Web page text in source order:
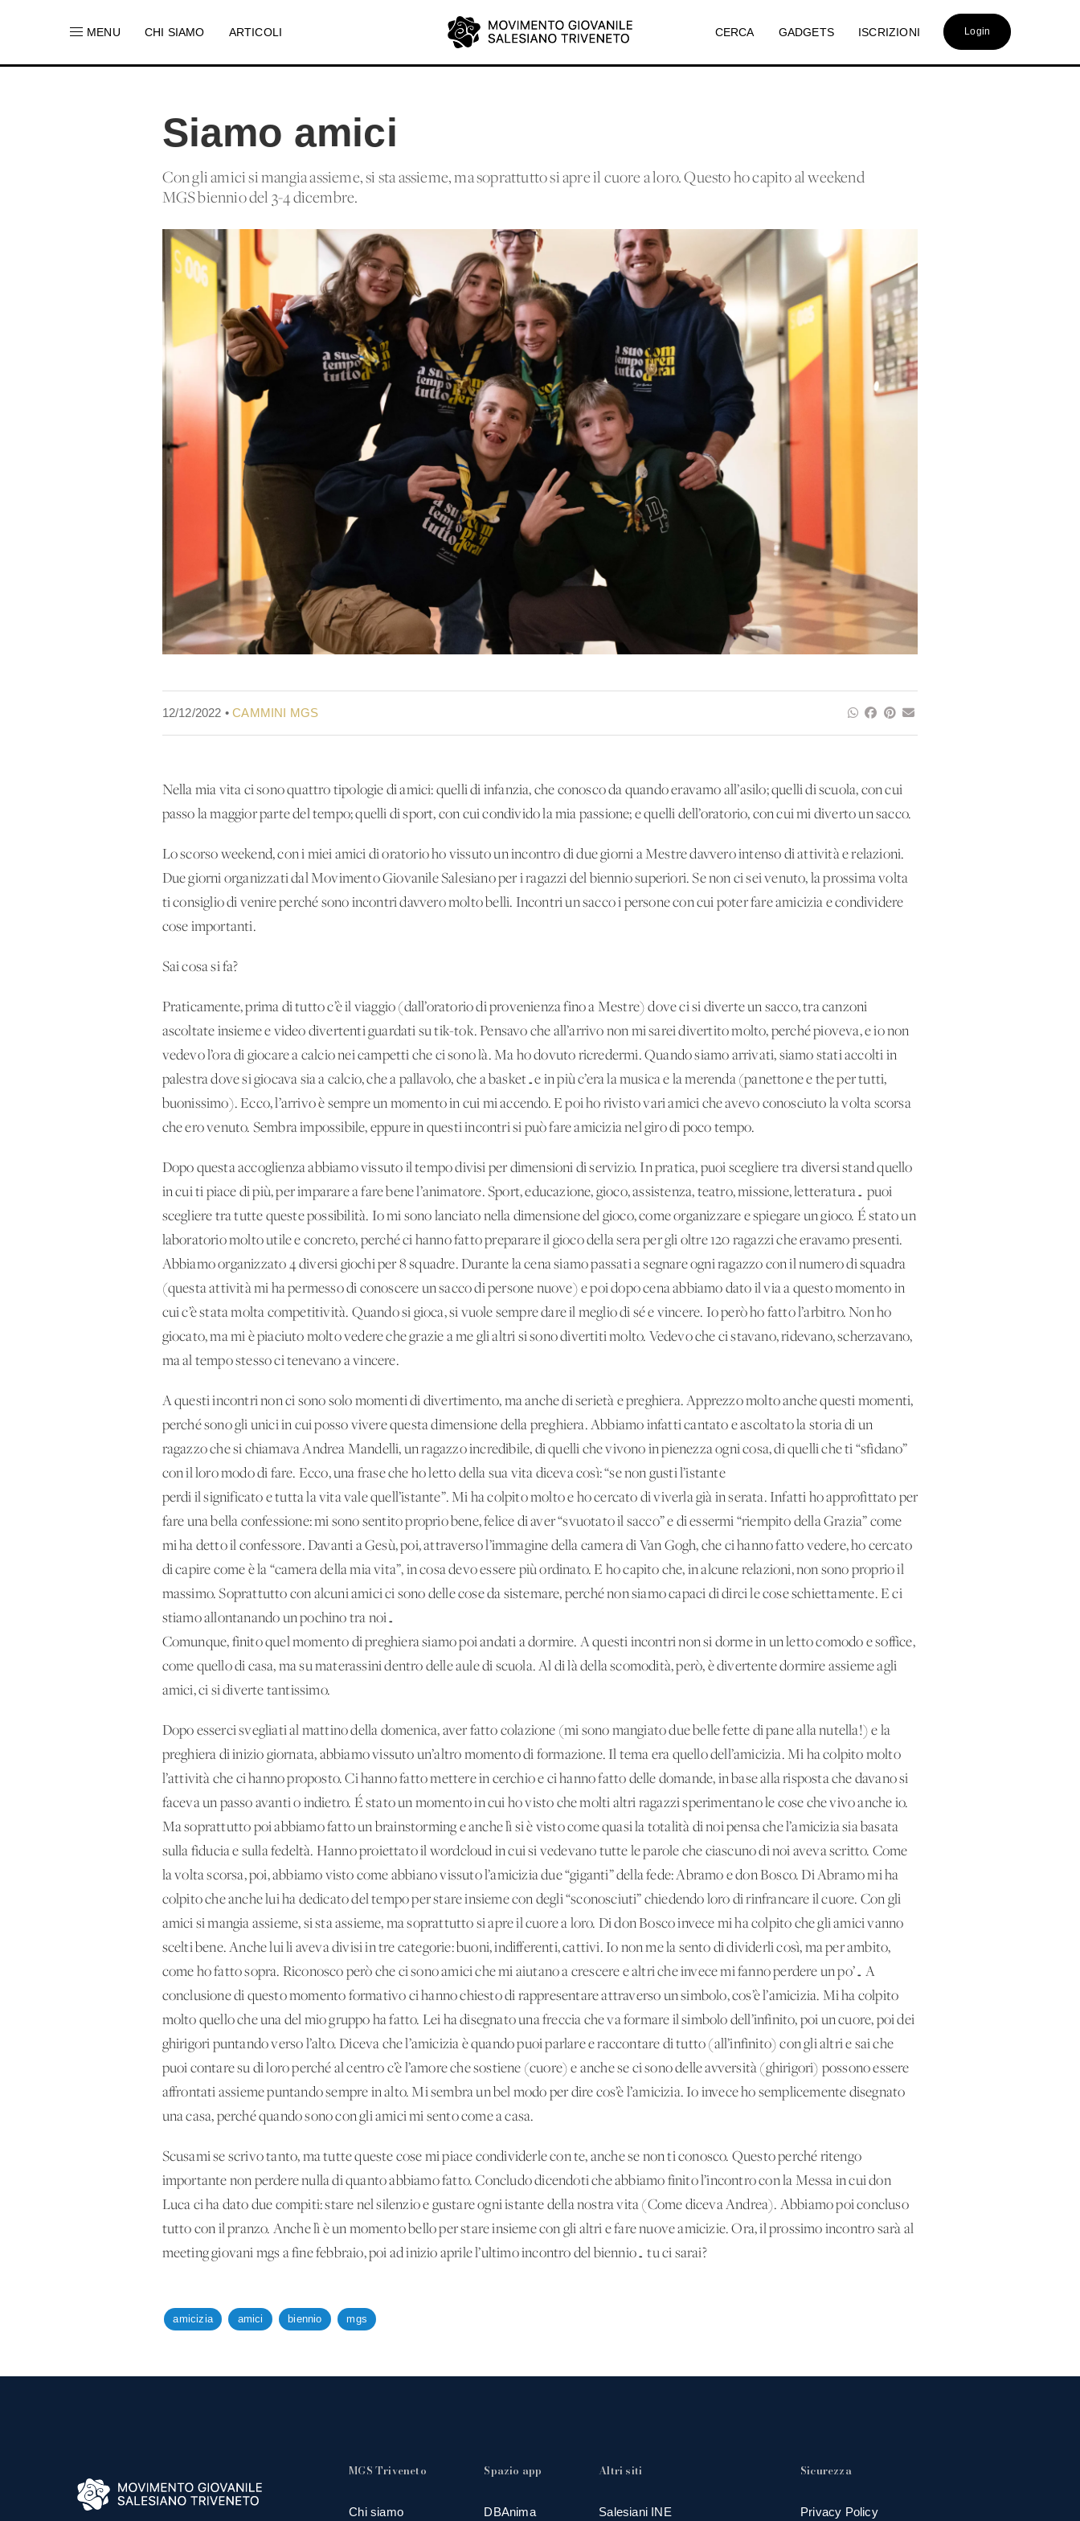
MENU CHI SIAMO ARTICOLI CERCA GADGETS ISCRIZIONI Login
Siamo amici
Con gli amici si mangia assieme, si sta assieme, ma soprattutto si apre il cuore a loro. Questo ho capito al weekend
MGS biennio del 3-4 dicembre.
12/12/2022 •CAMMINI MGS
Nella mia vita ci sono quattro tipologie di amici: quelli di infanzia, che conosco da quando eravamo all’asilo; quelli di scuola, con cui
passo la maggior parte del tempo; quelli di sport, con cui condivido la mia passione; e quelli dell’oratorio, con cui mi diverto un sacco.
Lo scorso weekend, con i miei amici di oratorio ho vissuto un incontro di due giorni a Mestre davvero intenso di attività e relazioni.
Due giorni organizzati dal Movimento Giovanile Salesiano per i ragazzi del biennio superiori. Se non ci sei venuto, la prossima volta
ti consiglio di venire perché sono incontri davvero molto belli. Incontri un sacco i persone con cui poter fare amicizia e condividere
cose importanti.
Sai cosa si fa?
Praticamente, prima di tutto c’è il viaggio (dall’oratorio di provenienza fino a Mestre) dove ci si diverte un sacco, tra canzoni
ascoltate insieme e video divertenti guardati su tik-tok. Pensavo che all’arrivo non mi sarei divertito molto, perché pioveva, e io non
vedevo l’ora di giocare a calcio nei campetti che ci sono là. Ma ho dovuto ricredermi. Quando siamo arrivati, siamo stati accolti in
palestra dove si giocava sia a calcio, che a pallavolo, che a basket…e in più c’era la musica e la merenda (panettone e the per tutti,
buonissimo). Ecco, l’arrivo è sempre un momento in cui mi accendo. E poi ho rivisto vari amici che avevo conosciuto la volta scorsa
che ero venuto. Sembra impossibile, eppure in questi incontri si può fare amicizia nel giro di poco tempo.
Dopo questa accoglienza abbiamo vissuto il tempo divisi per dimensioni di servizio. In pratica, puoi scegliere tra diversi stand quello
in cui ti piace di più, per imparare a fare bene l’animatore. Sport, educazione, gioco, assistenza, teatro, missione, letteratura… puoi
scegliere tra tutte queste possibilità. Io mi sono lanciato nella dimensione del gioco, come organizzare e spiegare un gioco. É stato un
laboratorio molto utile e concreto, perché ci hanno fatto preparare il gioco della sera per gli oltre 120 ragazzi che eravamo presenti.
Abbiamo organizzato 4 diversi giochi per 8 squadre. Durante la cena siamo passati a segnare ogni ragazzo con il numero di squadra
(questa attività mi ha permesso di conoscere un sacco di persone nuove) e poi dopo cena abbiamo dato il via a questo momento in
cui c’è stata molta competitività. Quando si gioca, si vuole sempre dare il meglio di sé e vincere. Io però ho fatto l’arbitro. Non ho
giocato, ma mi è piaciuto molto vedere che grazie a me gli altri si sono divertiti molto. Vedevo che ci stavano, ridevano, scherzavano,
ma al tempo stesso ci tenevano a vincere.
A questi incontri non ci sono solo momenti di divertimento, ma anche di serietà e preghiera. Apprezzo molto anche questi momenti,
perché sono gli unici in cui posso vivere questa dimensione della preghiera. Abbiamo infatti cantato e ascoltato la storia di un
ragazzo che si chiamava Andrea Mandelli, un ragazzo incredibile, di quelli che vivono in pienezza ogni cosa, di quelli che ti “sfidano”
con il loro modo di fare. Ecco, una frase che ho letto della sua vita diceva così: “se non gusti l’istante
perdi il significato e tutta la vita vale quell’istante”. Mi ha colpito molto e ho cercato di viverla già in serata. Infatti ho approfittato per
fare una bella confessione: mi sono sentito proprio bene, felice di aver “svuotato il sacco” e di essermi “riempito della Grazia” come
mi ha detto il confessore. Davanti a Gesù, poi, attraverso l’immagine della camera di Van Gogh, che ci hanno fatto vedere, ho cercato
di capire come è la “camera della mia vita”, in cosa devo essere più ordinato. E ho capito che, in alcune relazioni, non sono proprio il
massimo. Soprattutto con alcuni amici ci sono delle cose da sistemare, perché non siamo capaci di dirci le cose schiettamente. E ci
stiamo allontanando un pochino tra noi…
Comunque, finito quel momento di preghiera siamo poi andati a dormire. A questi incontri non si dorme in un letto comodo e soffice,
come quello di casa, ma su materassini dentro delle aule di scuola. Al di là della scomodità, però, è divertente dormire assieme agli
amici, ci si diverte tantissimo.
Dopo esserci svegliati al mattino della domenica, aver fatto colazione (mi sono mangiato due belle fette di pane alla nutella!) e la
preghiera di inizio giornata, abbiamo vissuto un’altro momento di formazione. Il tema era quello dell’amicizia. Mi ha colpito molto
l’attività che ci hanno proposto. Ci hanno fatto mettere in cerchio e ci hanno fatto delle domande, in base alla risposta che davano si
faceva un passo avanti o indietro. É stato un momento in cui ho visto che molti altri ragazzi sperimentano le cose che vivo anche io.
Ma soprattutto poi abbiamo fatto un brainstorming e anche lì si è visto come quasi la totalità di noi pensa che l’amicizia sia basata
sulla fiducia e sulla fedeltà. Hanno proiettato il wordcloud in cui si vedevano tutte le parole che ciascuno di noi aveva scritto. Come
la volta scorsa, poi, abbiamo visto come abbiano vissuto l’amicizia due “giganti” della fede: Abramo e don Bosco. Di Abramo mi ha
colpito che anche lui ha dedicato del tempo per stare insieme con degli “sconosciuti” chiedendo loro di rinfrancare il cuore. Con gli
amici si mangia assieme, si sta assieme, ma soprattutto si apre il cuore a loro. Di don Bosco invece mi ha colpito che gli amici vanno
scelti bene. Anche lui li aveva divisi in tre categorie: buoni, indifferenti, cattivi. Io non me la sento di dividerli così, ma per ambito,
come ho fatto sopra. Riconosco però che ci sono amici che mi aiutano a crescere e altri che invece mi fanno perdere un po’… A
conclusione di questo momento formativo ci hanno chiesto di rappresentare attraverso un simbolo, cos’è l’amicizia. Mi ha colpito
molto quello che una del mio gruppo ha fatto. Lei ha disegnato una freccia che va formare il simbolo dell’infinito, poi un cuore, poi dei
ghirigori puntando verso l’alto. Diceva che l’amicizia è quando puoi parlare e raccontare di tutto (all’infinito) con gli altri e sai che
puoi contare su di loro perché al centro c’è l’amore che sostiene (cuore) e anche se ci sono delle avversità (ghirigori) possono essere
affrontati assieme puntando sempre in alto. Mi sembra un bel modo per dire cos’è l’amicizia. Io invece ho semplicemente disegnato
una casa, perché quando sono con gli amici mi sento come a casa.
Scusami se scrivo tanto, ma tutte queste cose mi piace condividerle con te, anche se non ti conosco. Questo perché ritengo
importante non perdere nulla di quanto abbiamo fatto. Concludo dicendoti che abbiamo finito l’incontro con la Messa in cui don
Luca ci ha dato due compiti: stare nel silenzio e gustare ogni istante della nostra vita (Come diceva Andrea). Abbiamo poi concluso
tutto con il pranzo. Anche lì è un momento bello per stare insieme con gli altri e fare nuove amicizie. Ora, il prossimo incontro sarà al
meeting giovani mgs a fine febbraio, poi ad inizio aprile l’ultimo incontro del biennio… tu ci sarai?
amicizia amici biennio mgs
MGS Triveneto
Chi siamo
Spazio app
DBAnima
Altri siti
Salesiani INE
Sicurezza
Privacy Policy